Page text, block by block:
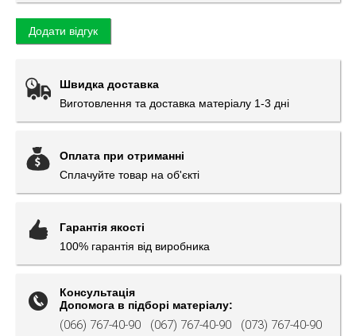
Додати відгук
Швидка доставка
Виготовлення та доставка матеріалу 1-3 дні
Оплата при отриманні
Сплачуйте товар на об'єкті
Гарантія якості
100% гарантія від виробника
Консультація
Допомога в підборі матеріалу:
(066) 767-40-90 (067) 767-40-90 (073) 767-40-90